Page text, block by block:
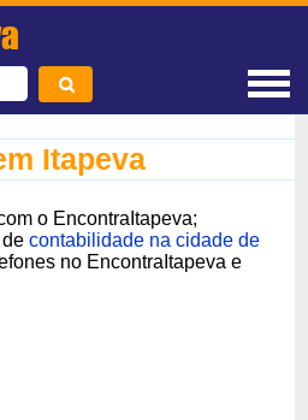
Itapeva
o EncontraItapeva;
decontabilidade na cidade de
no EncontraItapeva e